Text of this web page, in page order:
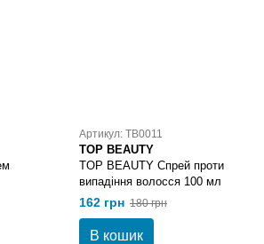
Артикул: TB0011
TOP BEAUTY
TOP BEAUTY Спрей проти
випадіння волосся 100 мл
162 грн 180 грн
В кошик